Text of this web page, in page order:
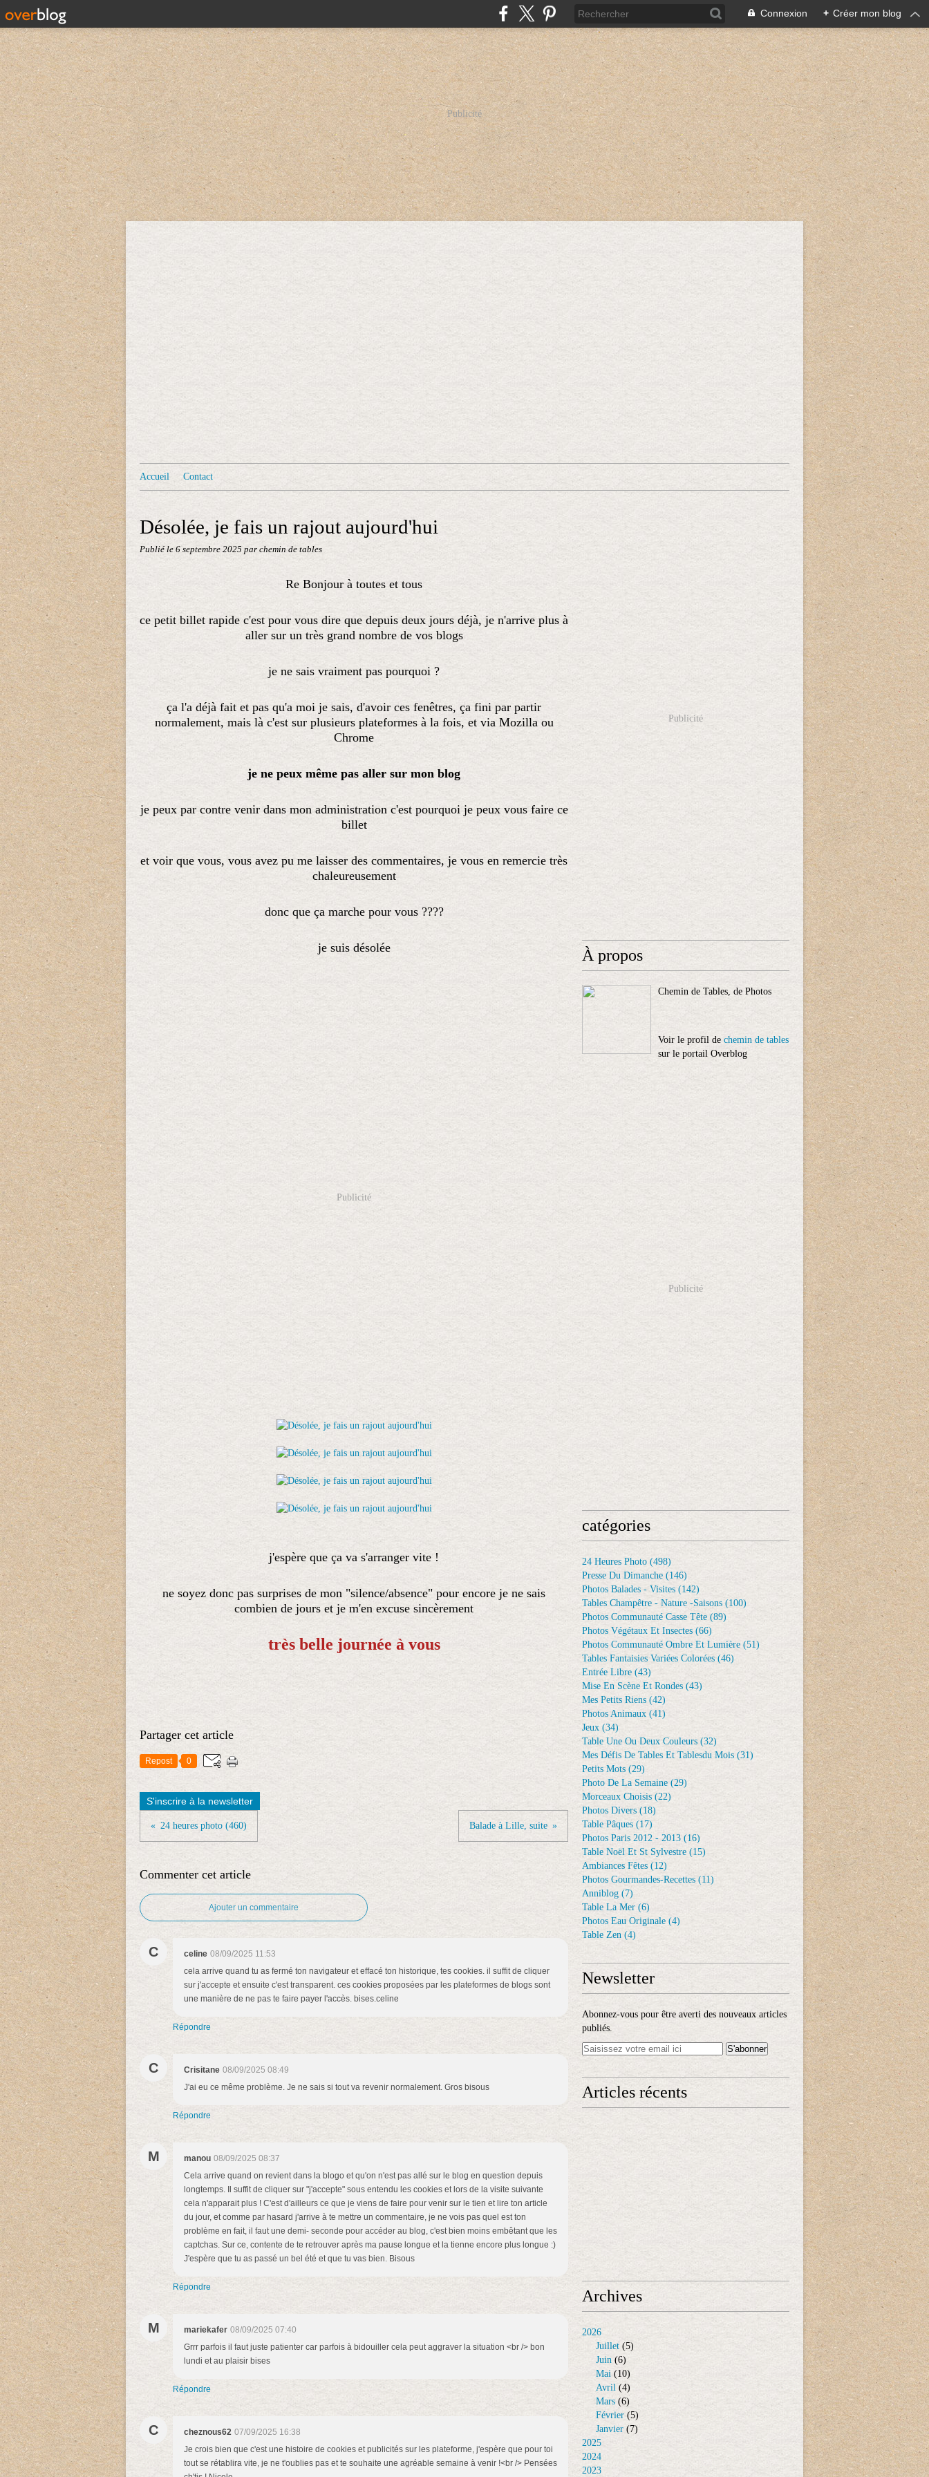
Connexion + Créer mon blog
Publicité
Accueil Contact
Désolée, je fais un rajout aujourd'hui
Publié le 6 septembre 2025 par chemin de tables
Re Bonjour à toutes et tous
ce petit billet rapide c'est pour vous dire que depuis deux jours déjà, je n'arrive plus à
aller sur un très grand nombre de vos blogs
je ne sais vraiment pas pourquoi ?
ça l'a déjà fait et pas qu'a moi je sais, d'avoir ces fenêtres, ça fini par partir
normalement, mais là c'est sur plusieurs plateformes à la fois, et via Mozilla ou
Chrome
je ne peux même pas aller sur mon blog
je peux par contre venir dans mon administration c'est pourquoi je peux vous faire ce
billet
et voir que vous, vous avez pu me laisser des commentaires, je vous en remercie très
chaleureusement
donc que ça marche pour vous ????
je suis désolée
Publicité
j'espère que ça va s'arranger vite !
ne soyez donc pas surprises de mon "silence/absence" pour encore je ne sais
combien de jours et je m'en excuse sincèrement
très belle journée à vous
Partager cet article
Repost 0
S'inscrire à la newsletter
24 heures photo (460) Balade à Lille, suite
Commenter cet article
Ajouter un commentaire
C celine 08/09/2025 11:53
cela arrive quand tu as fermé ton navigateur et effacé ton historique, tes cookies. il suffit de cliquer
sur j'accepte et ensuite c'est transparent. ces cookies proposées par les plateformes de blogs sont
une manière de ne pas te faire payer l'accès. bises.celine
Répondre
C Crisitane 08/09/2025 08:49
J'ai eu ce même problème. Je ne sais si tout va revenir normalement. Gros bisous
Répondre
M manou 08/09/2025 08:37
Cela arrive quand on revient dans la blogo et qu'on n'est pas allé sur le blog en question depuis
longtemps. Il suffit de cliquer sur "j'accepte" sous entendu les cookies et lors de la visite suivante
cela n'apparait plus ! C'est d'ailleurs ce que je viens de faire pour venir sur le tien et lire ton article
du jour, et comme par hasard j'arrive à te mettre un commentaire, je ne vois pas quel est ton
problème en fait, il faut une demi- seconde pour accéder au blog, c'est bien moins embêtant que les
captchas. Sur ce, contente de te retrouver après ma pause longue et la tienne encore plus longue :)
J'espère que tu as passé un bel été et que tu vas bien. Bisous
Répondre
M mariekafer 08/09/2025 07:40
Grrr parfois il faut juste patienter car parfois à bidouiller cela peut aggraver la situation <br /> bon
lundi et au plaisir bises
Répondre
C cheznous62 07/09/2025 16:38
Je crois bien que c'est une histoire de cookies et publicités sur les plateforme, j'espère que pour toi
tout se rétablira vite, je ne t'oublies pas et te souhaite une agréable semaine à venir !<br /> Pensées
Publicité
À propos
Chemin de Tables, de Photos
Voir le profil de chemin de tables
sur le portail Overblog
Publicité
catégories
24 Heures Photo (498)
Presse Du Dimanche (146)
Photos Balades - Visites (142)
Tables Champêtre - Nature -saisons (100)
Photos Communauté Casse Tête (89)
Photos Végétaux Et Insectes (66)
Photos Communauté Ombre Et Lumière (51)
Tables Fantaisies Variées Colorées (46)
Entrée Libre (43)
Mise En Scène Et Rondes (43)
Mes Petits Riens (42)
Photos Animaux (41)
Jeux (34)
Table Une Ou Deux Couleurs (32)
Mes Défis De Tables Et Tablesdu Mois (31)
Petits Mots (29)
Photo De La Semaine (29)
Morceaux Choisis (22)
Photos Divers (18)
Table Pâques (17)
Photos Paris 2012 - 2013 (16)
Table Noël Et St Sylvestre (15)
Ambiances Fêtes (12)
Photos Gourmandes-Recettes (11)
Anniblog (7)
Table La Mer (6)
Photos Eau Originale (4)
Table Zen (4)
Newsletter
Abonnez-vous pour être averti des nouveaux articles
publiés.
Articles récents
Archives
2026
Juillet (5)
Juin (6)
Mai (10)
Avril (4)
Mars (6)
Février (5)
Janvier (7)
2025
2024
2023